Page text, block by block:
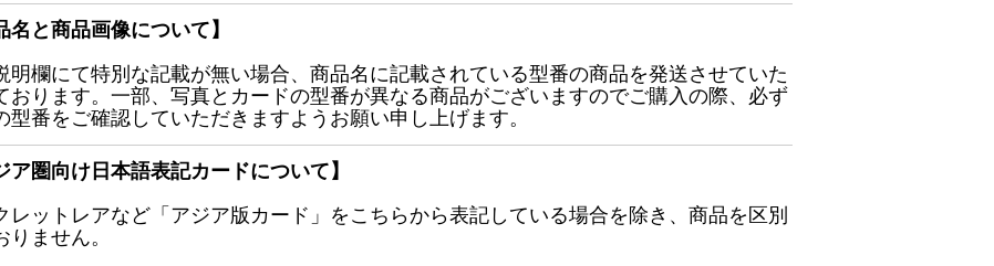
名と商品画像について】
明欄にて特別な記載が無い場合、商品名に記載されている型番の商品を発送させていた
おります。一部、写真とカードの型番が異なる商品がございますのでご購入の際、必ず
型番をご確認していただきますようお願い申し上げます。
ア圏向け日本語表記カードについて】
レットレアなど「アジア版カード」をこちらから表記している場合を除き、商品を区別
りません。